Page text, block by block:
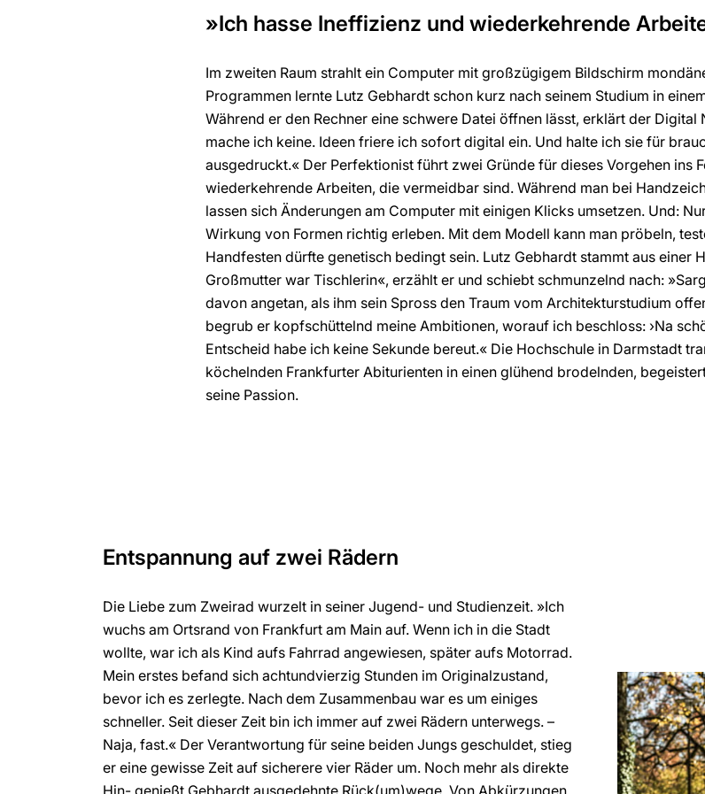
»Ich hasse Ineffizienz und wiederkehrende
Im zweiten Raum strahlt ein Computer mit großzügigem Bildschirm
Programmen lernte Lutz Gebhardt schon kurz nach seinem Studium in
Während er den Rechner eine schwere Datei öffnen lässt, erklärt der
mache ich keine. Ideen friere ich sofort digital ein. Und halte ich sie für
ausgedruckt.« Der Perfektionist führt zwei Gründe für dieses Vorgehen ins
wiederkehrende Arbeiten, die vermeidbar sind. Während man bei
lassen sich Änderungen am Computer mit einigen Klicks umsetzen. Und:
Wirkung von Formen richtig erleben. Mit dem Modell kann man pröbeln,
Handfesten dürfte genetisch bedingt sein. Lutz Gebhardt stammt aus einer
Großmutter war Tischlerin«, erzählt er und schiebt schmunzelnd nach:
davon angetan, als ihm sein Spross den Traum vom Architekturstudium
begrub er kopfschüttelnd meine Ambitionen, worauf ich beschloss: ›Na
Entscheid habe ich keine Sekunde bereut.« Die Hochschule in Darmstadt
köchelnden Frankfurter Abiturienten in einen glühend brodelnden,
seine Passion.
Entspannung auf zwei Rädern
Die Liebe zum Zweirad wurzelt in seiner Jugend- und Studienzeit. »Ich
wuchs am Ortsrand von Frankfurt am Main auf. Wenn ich in die Stadt
wollte, war ich als Kind aufs Fahrrad angewiesen, später aufs Motorrad.
Mein erstes befand sich achtundvierzig Stunden im Originalzustand,
bevor ich es zerlegte. Nach dem Zusammenbau war es um einiges
schneller. Seit dieser Zeit bin ich immer auf zwei Rädern unterwegs. –
Naja, fast.« Der Verantwortung für seine beiden Jungs geschuldet, stieg
er eine gewisse Zeit auf sicherere vier Räder um. Noch mehr als direkte